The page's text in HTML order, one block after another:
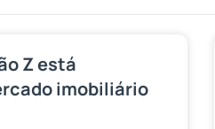
Z está
imobiliário